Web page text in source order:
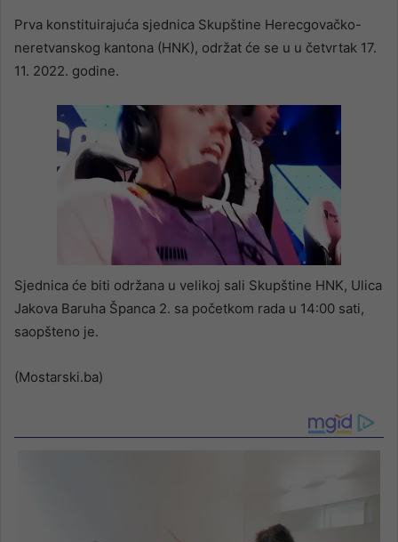
Prva konstituirajuća sjednica Skupštine Herecgovačko-
neretvanskog kantona (HNK), održat će se u u četvrtak 17.
11. 2022. godine.
Sjednica će biti održana u velikoj sali Skupštine HNK, Ulica
Jakova Baruha Španca 2. sa početkom rada u 14:00 sati,
saopšteno je.
(Mostarski.ba)